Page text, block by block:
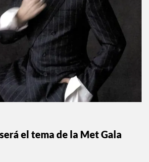
el tema de la Met Gala